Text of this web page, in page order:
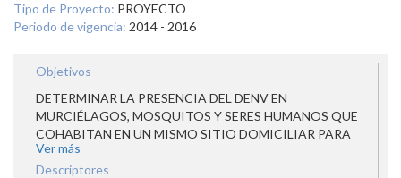
Tipo de Proyecto: PROYECTO
Periodo de vigencia: 2014 - 2016
Objetivos
DETERMINAR LA PRESENCIA DEL DENV EN
MURCIÉLAGOS, MOSQUITOS Y SERES HUMANOS QUE
COHABITAN EN UN MISMO SITIO DOMICILIAR PARA
EVIDENCIAR FACTORES ANTROPOGÉNICOS,
BIOLÓGICOS, VIROLÓGICOS Y ECOLÓGICOS QUE
Ver más
Descriptores